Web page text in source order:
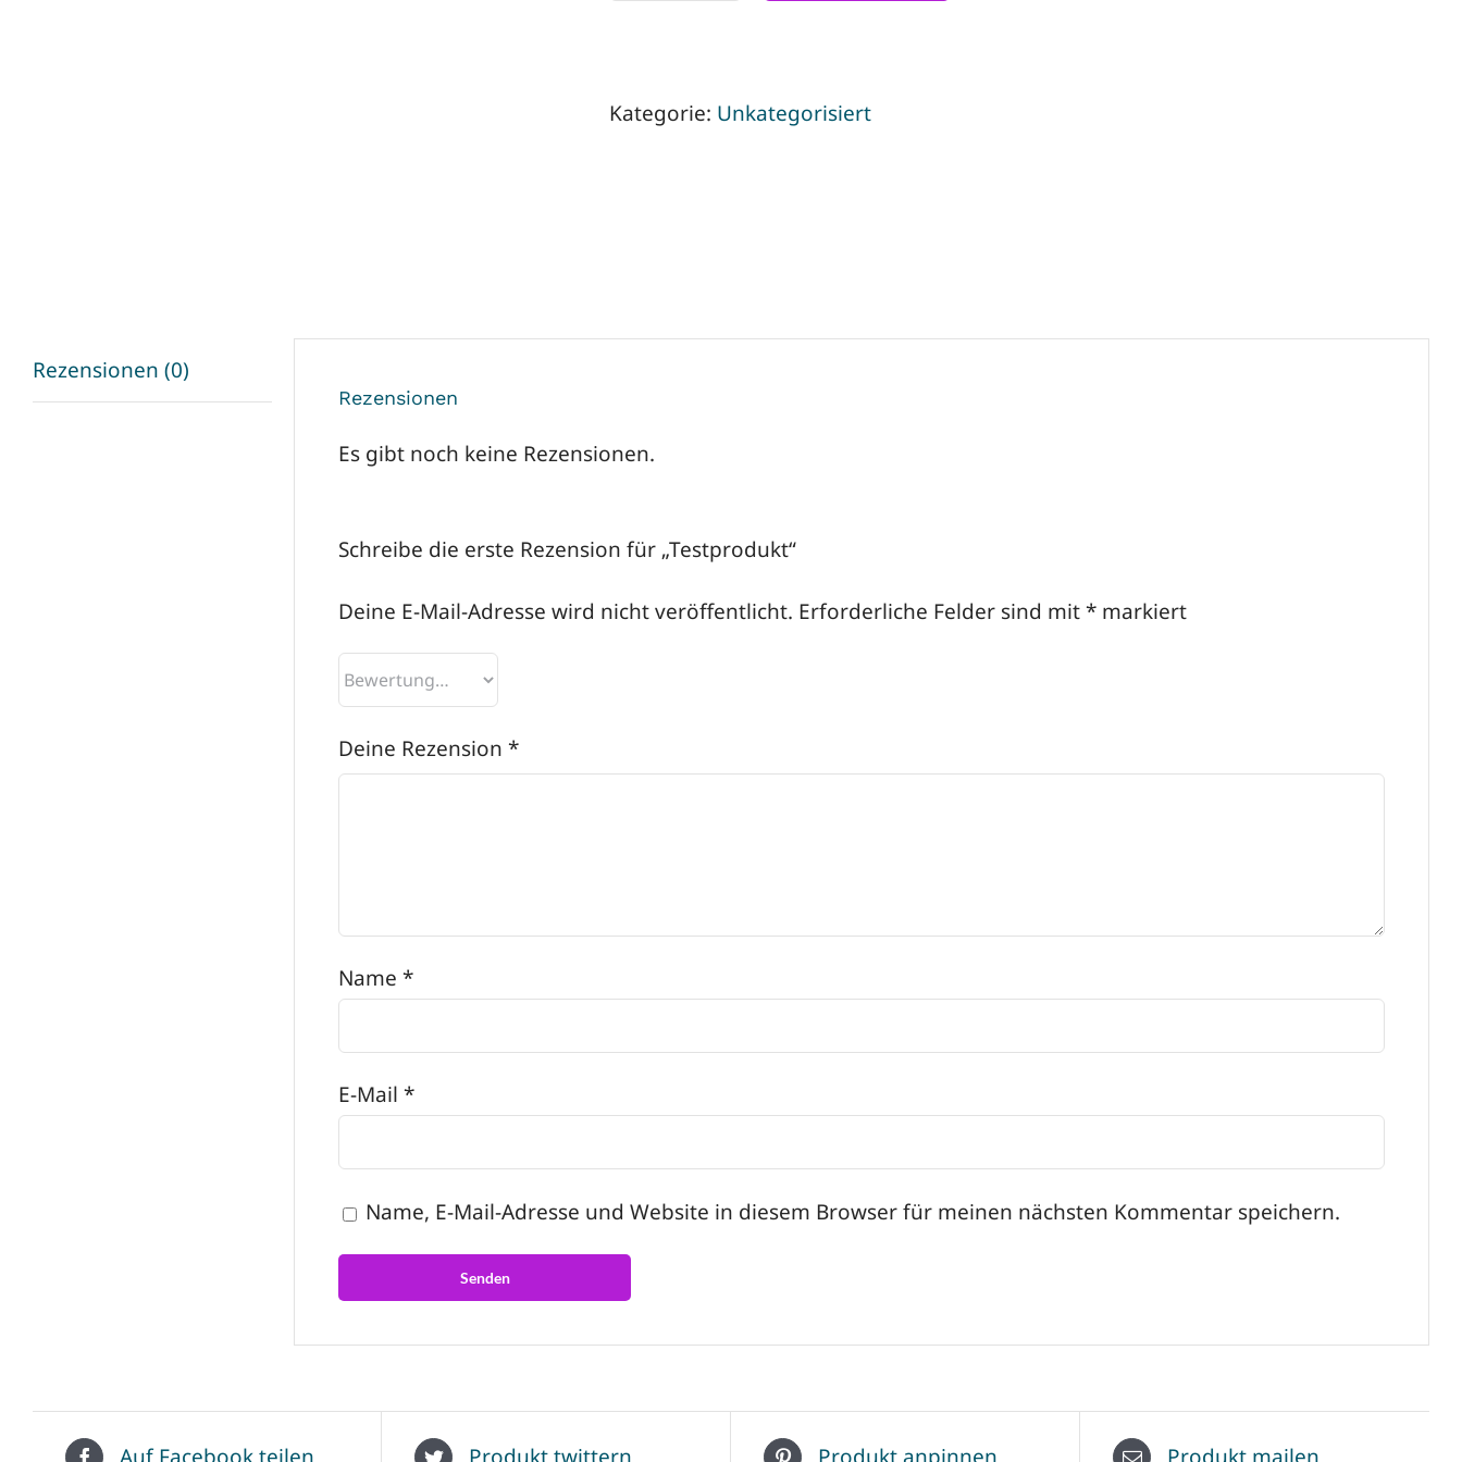
Kategorie: Unkategorisiert
Rezensionen (0)
Rezensionen
Es gibt noch keine Rezensionen.
Schreibe die erste Rezension für „Testprodukt“
Deine E-Mail-Adresse wird nicht veröffentlicht. Erforderliche Felder sind mit* markiert
Deine Rezension *
Name *
E-Mail *
Name, E-Mail-Adresse und Website in diesem Browser für meinen nächsten Kommentar speichern.